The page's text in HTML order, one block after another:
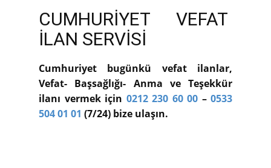
CUMHURİYET VEFAT
İLAN SERVİSİ
Cumhuriyet bugünkü vefat ilanlar,
Vefat- Başsağlığı- Anma ve Teşekkür
ilanı vermek için 0212 230 60 00 – 0533
504 01 01 (7/24) bize ulaşın.